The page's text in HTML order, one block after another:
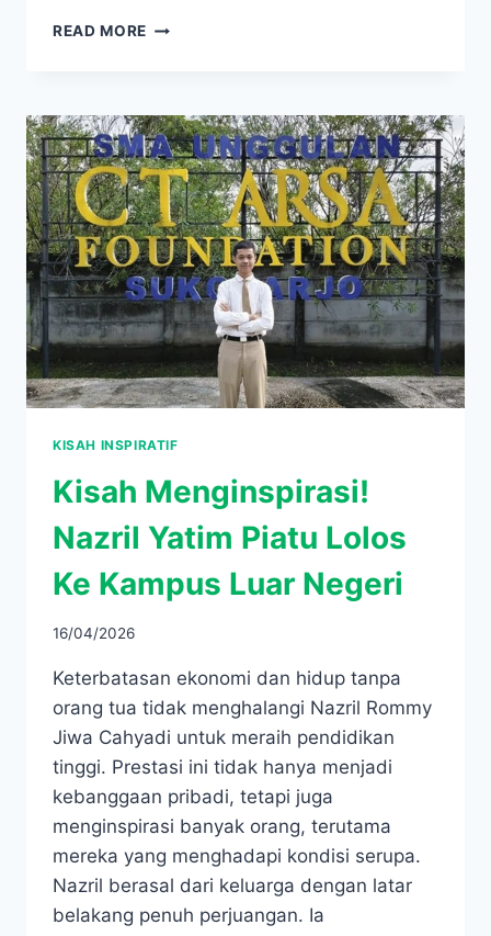
READ MORE DULU
ICHA
IBU
TUNGGAL
YANG
UBAH
NASIB
TOTAL
KISAH INSPIRATIF
Kisah Menginspirasi!
Nazril Yatim Piatu Lolos
Ke Kampus Luar Negeri
16/04/2026
Keterbatasan ekonomi dan hidup tanpa
orang tua tidak menghalangi Nazril Rommy
Jiwa Cahyadi untuk meraih pendidikan
tinggi. Prestasi ini tidak hanya menjadi
kebanggaan pribadi, tetapi juga
menginspirasi banyak orang, terutama
mereka yang menghadapi kondisi serupa.
Nazril berasal dari keluarga dengan latar
belakang penuh perjuangan. Ia